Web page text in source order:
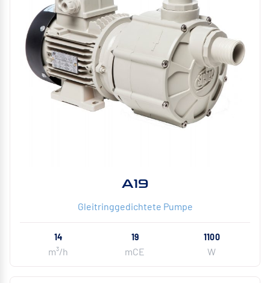
A19
Gleitringgedichtete Pumpe
14
m³/h
19
mCE
1100
W